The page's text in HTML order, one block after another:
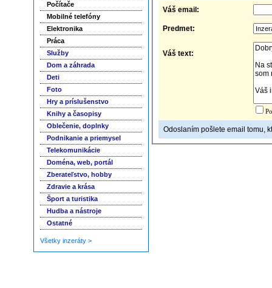
Počítače
Mobilné telefóny
Elektronika
Práca
Služby
Dom a záhrada
Deti
Foto
Hry a príslušenstvo
Knihy a časopisy
Oblečenie, doplnky
Podnikanie a priemysel
Telekomunikácie
Doména, web, portál
Zberateľstvo, hobby
Zdravie a krása
Šport a turistika
Hudba a nástroje
Ostatné
Všetky inzeráty >
Váš email:
Predmet:
Váš text:
Odoslaním pošlete email tomu,